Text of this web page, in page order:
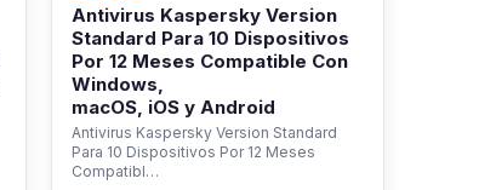
Antivirus Kaspersky Version
Standard Para 10 Dispositivos
Por 12 Meses Compatible Con
Windows,
macOS, iOS y Android
Antivirus Kaspersky Version Standard
Para 10 Dispositivos Por 12 Meses
Compatibl…